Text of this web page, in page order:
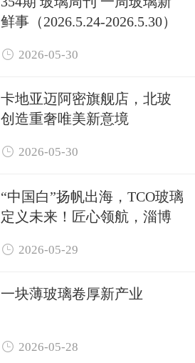
鲜事（2026.5.24-2026.5.30）
 2026-05-30
卡地亚迈阿密旗舰店，北玻
创造重奢唯美新意境
 2026-05-30
“中国白”扬帆出海，TCO玻璃
定义未来！匠心领航，淄博
 2026-05-29
一块薄玻璃卷厚新产业
 2026-05-28